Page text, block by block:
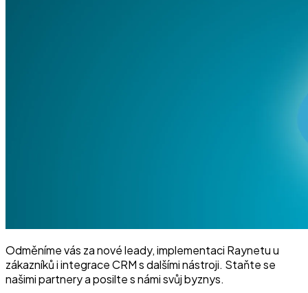
Odměníme vás za nové leady, implementaci Raynetu u
zákazníků i integrace CRM s dalšími nástroji. Staňte se
našimi partnery a posilte s námi svůj byznys.